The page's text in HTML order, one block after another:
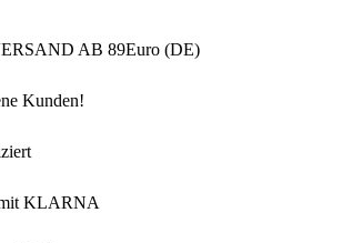
AB 89Euro (DE)
Kunden!
KLARNA